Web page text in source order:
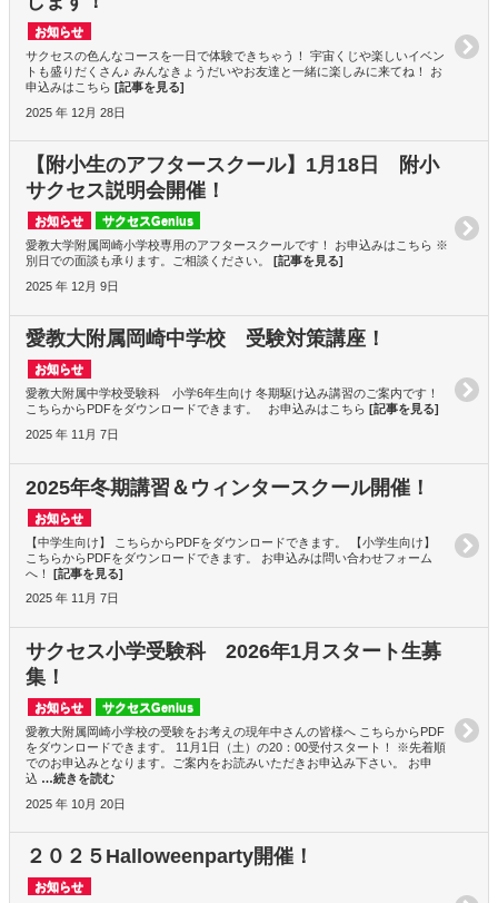
お知らせ
サクセスの色んなコースを一日で体験できちゃう！ 宇宙くじや楽しいイベン
トも盛りだくさん♪ みんなきょうだいやお友達と一緒に楽しみに来てね！ お
申込みはこちら [記事を見る]
2025 年 12月 28日
【附小生のアフタースクール】1月18日 附小
サクセス説明会開催！
お知らせ
サクセスGenius
愛教大学附属岡崎小学校専用のアフタースクールです！ お申込みはこちら ※
別日での面談も承ります。ご相談ください。 [記事を見る]
2025 年 12月 9日
愛教大附属岡崎中学校 受験対策講座！
お知らせ
愛教大附属中学校受験科 小学6年生向け 冬期駆け込み講習のご案内です！
こちらからPDFをダウンロードできます。 お申込みはこちら [記事を見る]
2025 年 11月 7日
2025年冬期講習＆ウィンタースクール開催！
お知らせ
【中学生向け】 こちらからPDFをダウンロードできます。 【小学生向け】
こちらからPDFをダウンロードできます。 お申込みは問い合わせフォーム
へ！ [記事を見る]
2025 年 11月 7日
サクセス小学受験科 2026年1月スタート生募
集！
お知らせ
サクセスGenius
愛教大附属岡崎小学校の受験をお考えの現年中さんの皆様へ こちらからPDF
をダウンロードできます。 11月1日（土）の20：00受付スタート！ ※先着順
でのお申込みとなります。ご案内をお読みいただきお申込み下さい。 お申
込 …続きを読む
2025 年 10月 20日
２０２５Halloweenparty開催！
お知らせ